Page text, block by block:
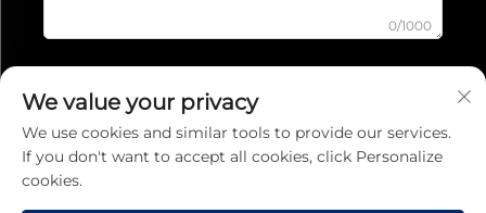
0/1000
ELKÜLD
Adatvédelmi irányelvek
We value your privacy
We use cookies and similar tools to provide our services.
If you don't want to accept all cookies, click Personalize
cookies.